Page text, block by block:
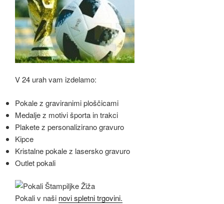
V 24 urah vam izdelamo:
Pokale z graviranimi ploščicami
Medalje z motivi športa in trakci
Plakete z personalizirano gravuro
Kipce
Kristalne pokale z lasersko gravuro
Outlet pokali
Pokali v naši novi spletni trgovini.